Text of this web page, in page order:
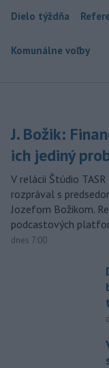
Dielo týždňa
Komunálne voľby
J. Božik:
ich jediný
V relácii Štúdio
rozprával s
Jozefom Božikom.
podcastových
dnes 7:00